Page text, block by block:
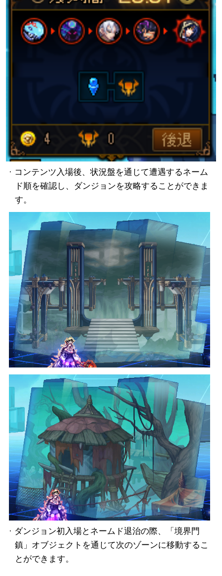
· コンテンツ入場後、状況盤を通じて遭遇するネーム
ド順を確認し、ダンジョンを攻略することができま
す。
· ダンジョン初入場とネームド退治の際、「境界門
鎮」オブジェクトを通じて次のゾーンに移動するこ
とができます。